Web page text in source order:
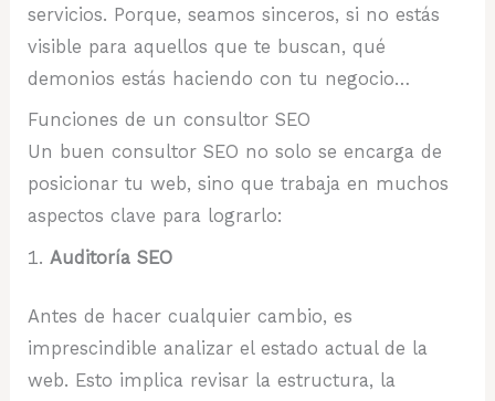
servicios. Porque, seamos sinceros, si no estás
visible para aquellos que te buscan, qué
demonios estás haciendo con tu negocio…
Funciones de un consultor SEO
Un buen consultor SEO no solo se encarga de
posicionar tu web, sino que trabaja en muchos
aspectos clave para lograrlo:
Auditoría SEO
Antes de hacer cualquier cambio, es
imprescindible analizar el estado actual de la
web. Esto implica revisar la estructura, la